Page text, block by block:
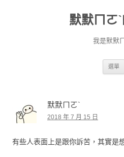
默默ㄇㄛ
我是默默
選單
默默ㄇㄛˋ
2018 年 7 月 15 日
有些人表面上是跟你訴苦，其實是